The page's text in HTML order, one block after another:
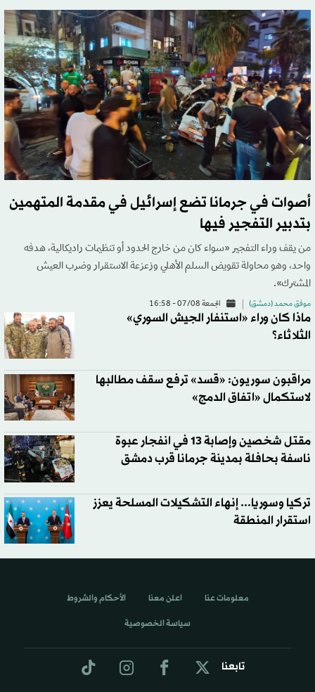
أصوات في جرمانا تضع إسرائيل في مقدمة المتهمين
بتدبير التفجير فيها
من يقف وراء التفجير «سواء كان من خارج الحدود أو تنظيمات راديكالية، هدفه
واحد، وهو محاولة تقويض السلم الأهلي وزعزعة الاستقرار وضرب العيش
المشترك».
موفق محمد (دمشق) الجمعة 07/08 - 16:58
ماذا كان وراء «استنفار الجيش السوري»
الثلاثاء؟
مراقبون سوريون: «قسد» ترفع سقف مطالبها
لاستكمال «اتفاق الدمج»
مقتل شخصين وإصابة 13 في انفجار عبوة
ناسفة بحافلة بمدينة جرمانا قرب دمشق
تركيا وسوريا... إنهاء التشكيلات المسلحة يعزز
استقرار المنطقة
تابعنا
معلومات عنا اعلن معنا الأحكام والشروط
سياسة الخصوصية